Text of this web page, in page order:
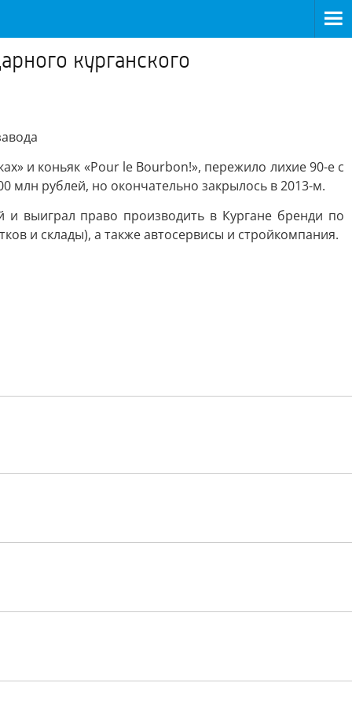
курганского
и коньяк «Pour le Bourbon!», пережило лихие 90-е с
млн рублей, но окончательно закрылось в 2013-м.
выиграл право производить в Кургане бренди по
и склады), а также автосервисы и стройкомпания.